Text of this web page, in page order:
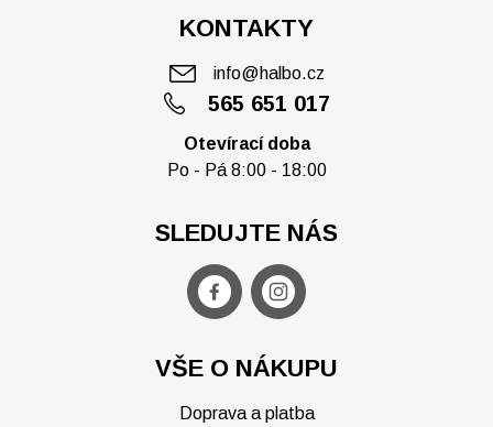
KONTAKTY
565 651 017
info@halbo.cz
Otevírací doba
Po - Pá 8:00 - 18:00
VŠE O NÁKUPU
Doprava a platba
SLEDUJTE NÁS